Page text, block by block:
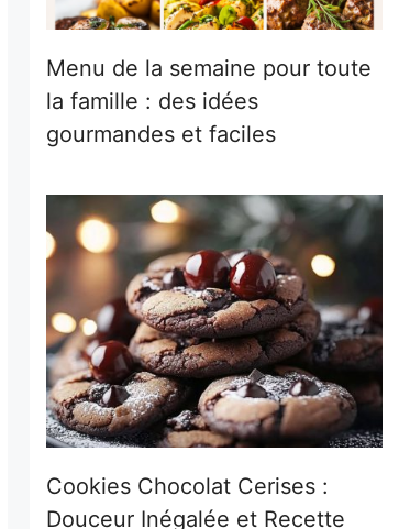
Menu de la semaine pour toute
la famille : des idées
gourmandes et faciles
Cookies Chocolat Cerises :
Douceur Inégalée et Recette